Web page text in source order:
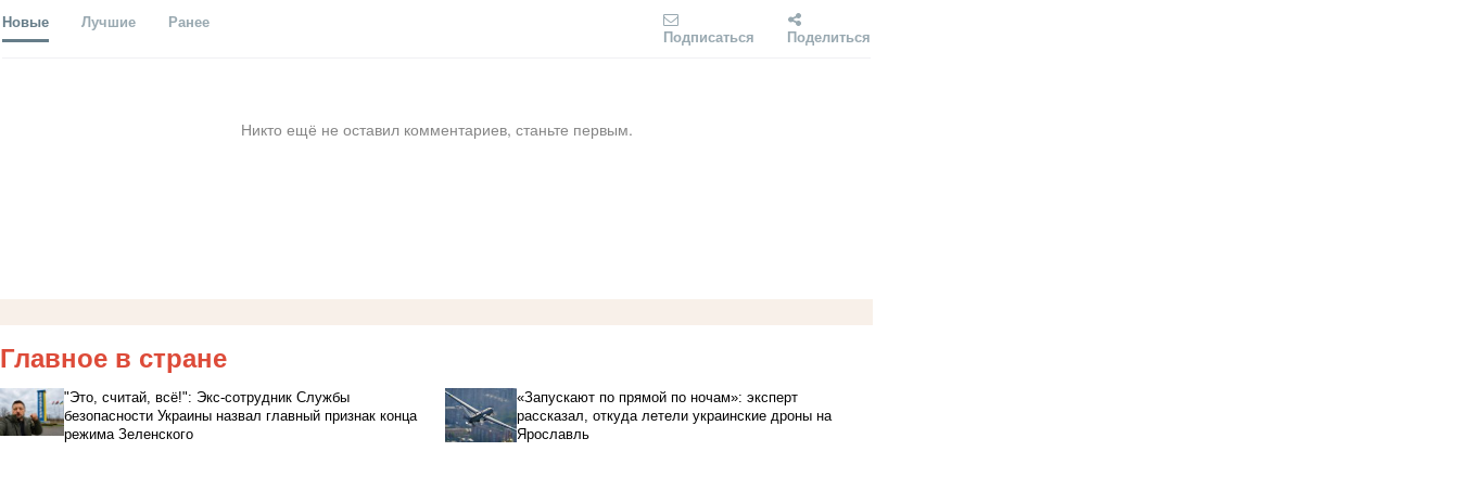
Новые Лучшие Ранее
Подписаться Поделиться
Никто ещё не оставил комментариев, станьте первым.
Главное в стране
"Это, считай, всё!": Экс-сотрудник Службы
безопасности Украины назвал главный признак конца
режима Зеленского
«Запускают по прямой по ночам»: эксперт
рассказал, откуда летели украинские дроны на
Ярославль